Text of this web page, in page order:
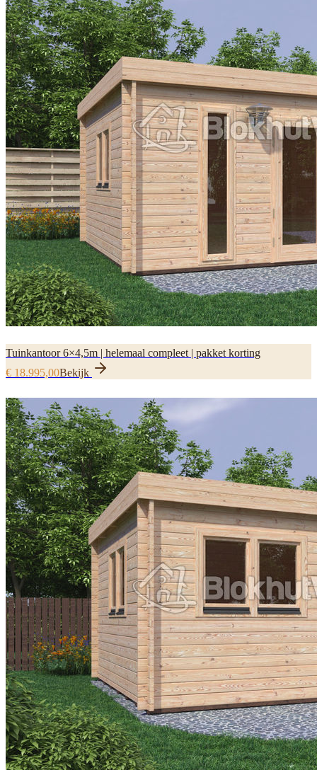
Tuinkantoor 6×4,5m | helemaal compleet | pakket korting
€ 18.995,00Bekijk